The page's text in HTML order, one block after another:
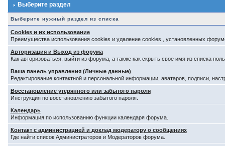
Выберите раздел
Выберите нужный раздел из списка
Cookies и их использование
Преимущества использования cookies и удаление cookies , установленных
Авторизация и Выход из форума
Как авторизоваться, выйти из форума, а также как скрыть свое имя из списка
Ваша панель управления (Личные данные)
Редактирование контактной и персональной информации, аватаров, подписи,
Восстановление утерянного или забытого пароля
Инструкция по восстановлению забытого пароля.
Календарь
Информация по использованию функции календаря форума.
Контакт с администрацией и доклад модератору о сообщениях
Где найти список Администраторов и Модераторов форума.